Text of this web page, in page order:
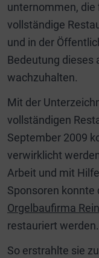
unternommen,
vollständige
und in der
Bedeutung dieses
wachzuhalten.
Mit der
vollständigen
September 2009
verwirklicht
Arbeit und mit
Sponsoren konnte
Orgelbaufirma
restauriert werden.
So erstrahlte sie